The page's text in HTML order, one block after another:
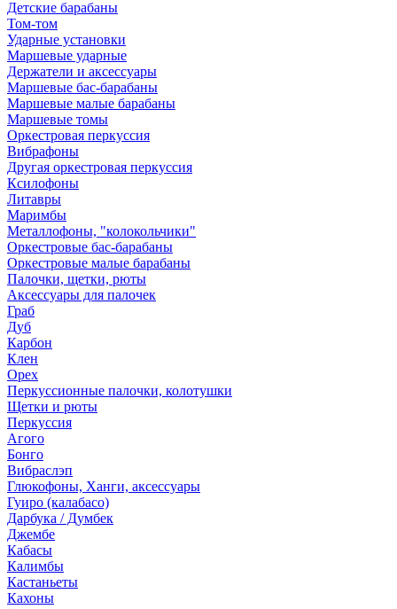
Детские барабаны
Том-том
Ударные установки
Маршевые ударные
Держатели и аксессуары
Маршевые бас-барабаны
Маршевые малые барабаны
Маршевые томы
Оркестровая перкуссия
Вибрафоны
Другая оркестровая перкуссия
Ксилофоны
Литавры
Маримбы
Металлофоны, "колокольчики"
Оркестровые бас-барабаны
Оркестровые малые барабаны
Палочки, щетки, рюты
Аксессуары для палочек
Граб
Дуб
Карбон
Клен
Орех
Перкуссионные палочки, колотушки
Щетки и рюты
Перкуссия
Агого
Бонго
Вибраслэп
Глюкофоны, Ханги, аксессуары
Гуиро (калабасо)
Дарбука / Думбек
Джембе
Кабасы
Калимбы
Кастаньеты
Кахоны